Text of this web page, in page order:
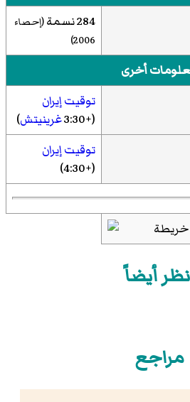
284 نسمة
(إحصاء
2006)
أخرى
توقيت إيران
(+3:30
غرينيتش)
توقيت إيران
(+4:30)
أيضاً
مراجع